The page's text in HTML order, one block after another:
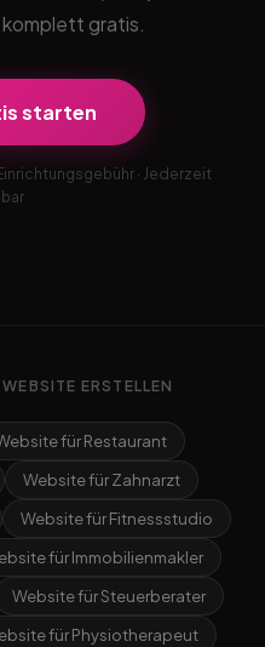
gratis.
starten
· Jederzeit
ERSTELLEN
für Restaurant
Website für Zahnarzt
Website für Fitnessstudio
für Immobilienmakler
Website für Steuerberater
für Physiotherapeut